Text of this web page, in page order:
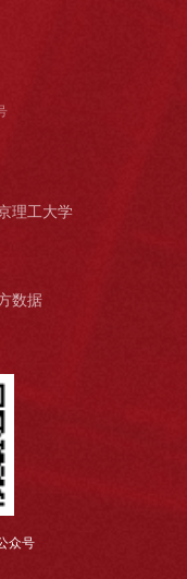
理工大学
数据
众号